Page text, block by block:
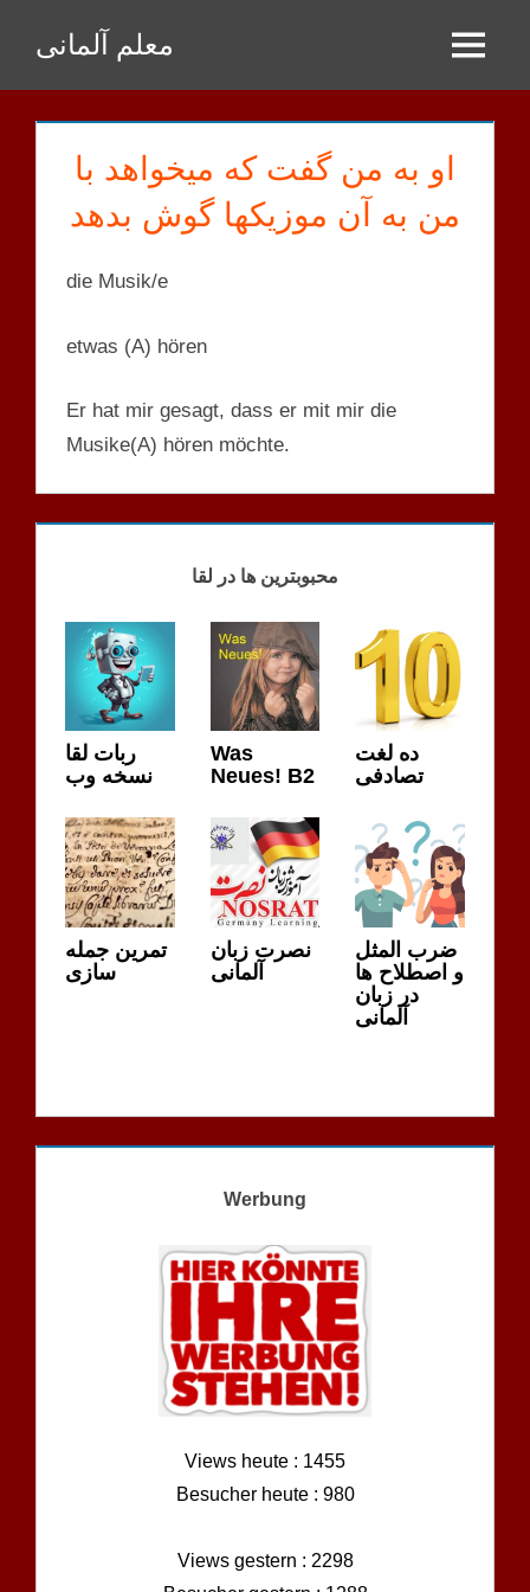
Inhalt
springen
معلم آلمانی Menu
او به من گفت که میخواهد با
من به آن موزیکها گوش بدهد
die Musik/e
etwas (A) hören
Er hat mir gesagt, dass er mit mir die
Musike(A) hören möchte.
MENSCHEN
S
محبوبترین ها در لقا
ربات لقا
نسخه وب
Was
Neues! B2
ده لغت
تصادفی
تمرین جمله
سازی
نصرت زبان
آلمانی
ضرب المثل
و اصطلاح ها
در زبان
آلمانی
Werbung
Views heute : 1455
Besucher heute : 980
Views gestern : 2298